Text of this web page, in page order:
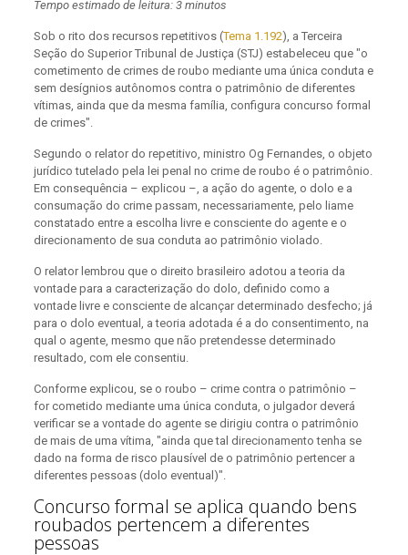
Tempo estimado de leitura: 3 minutos
Sob o rito dos recursos repetitivos (Tema 1.192), a Terceira
Seção do Superior Tribunal de Justiça (STJ) estabeleceu que "o
cometimento de crimes de roubo mediante uma única conduta e
sem desígnios autônomos contra o patrimônio de diferentes
vítimas, ainda que da mesma família, configura concurso formal
de crimes".
Segundo o relator do repetitivo, ministro Og Fernandes, o objeto
jurídico tutelado pela lei penal no crime de roubo é o patrimônio.
Em consequência – explicou –, a ação do agente, o dolo e a
consumação do crime passam, necessariamente, pelo liame
constatado entre a escolha livre e consciente do agente e o
direcionamento de sua conduta ao patrimônio violado.
O relator lembrou que o direito brasileiro adotou a teoria da
vontade para a caracterização do dolo, definido como a
vontade livre e consciente de alcançar determinado desfecho; já
para o dolo eventual, a teoria adotada é a do consentimento, na
qual o agente, mesmo que não pretendesse determinado
resultado, com ele consentiu.
Conforme explicou, se o roubo – crime contra o patrimônio –
for cometido mediante uma única conduta, o julgador deverá
verificar se a vontade do agente se dirigiu contra o patrimônio
de mais de uma vítima, "ainda que tal direcionamento tenha se
dado na forma de risco plausível de o patrimônio pertencer a
diferentes pessoas (dolo eventual)".
Concurso formal se aplica quando bens
roubados pertencem a diferentes
pessoas